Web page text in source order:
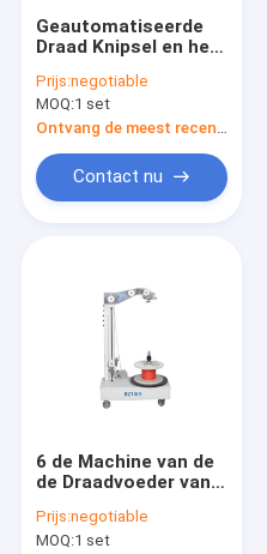
Fabrieksreis
Kwaliteitscontrole
Nieuws
Draad Plooiende Machines
Eind Plooiende Machine
Solderende Plooiende
Draad Knipsel en het
Geautomatiseerde
Draad Knipsel en het
Vierkante Vorm 0. 08
- 10MM2
Prijs:negotiable
MOQ:1 set
Contact nu
6 de Machine van de
de Draadvoeder van
Uitbetalingsmachine
van de
Prijs:negotiable
MOQ:1 set